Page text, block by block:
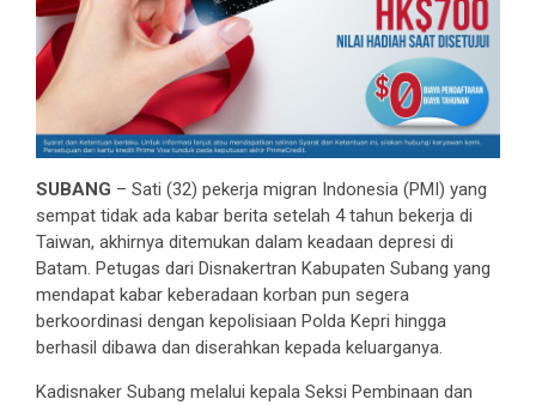
SUBANG – Sati (32) pekerja migran Indonesia (PMI) yang
sempat tidak ada kabar berita setelah 4 tahun bekerja di
Taiwan, akhirnya ditemukan dalam keadaan depresi di
Batam. Petugas dari Disnakertran Kabupaten Subang yang
mendapat kabar keberadaan korban pun segera
berkoordinasi dengan kepolisiaan Polda Kepri hingga
berhasil dibawa dan diserahkan kepada keluarganya.
Kadisnaker Subang melalui kepala Seksi Pembinaan dan